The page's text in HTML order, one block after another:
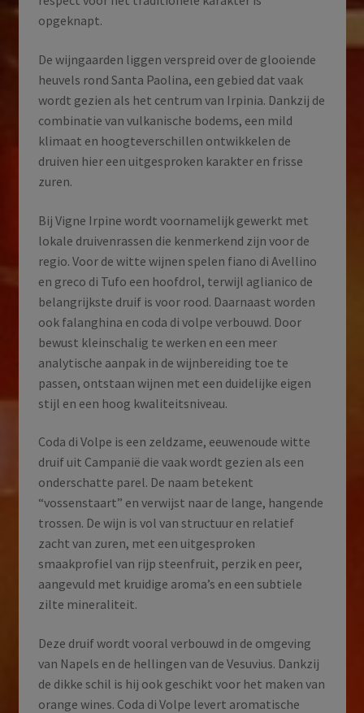
opgeknapt.
De wijngaarden liggen verspreid over de glooiende
heuvels rond Santa Paolina, een gebied dat vaak
wordt gezien als het centrum van Irpinia. Dankzij de
combinatie van vulkanische bodems, een mild
klimaat en hoogteverschillen ontwikkelen de
druiven hier een uitgesproken karakter en frisse
zuren.
Bij Vigne Irpine wordt voornamelijk gewerkt met
lokale druivenrassen die kenmerkend zijn voor de
regio. Voor de witte wijnen spelen fiano di Avellino
en greco di Tufo een hoofdrol, terwijl aglianico de
belangrijkste druif is voor rood. Daarnaast worden
ook falanghina en coda di volpe verbouwd. Door
bewust kleinschalig te werken en een meer
analytische aanpak in de wijnbereiding toe te
passen, ontstaan wijnen met een duidelijke eigen
stijl en een hoog kwaliteitsniveau.
Coda di Volpe is een zeldzame, eeuwenoude witte
druif uit Campanië die vaak wordt gezien als een
onderschatte parel. De naam betekent
“vossenstaart” en verwijst naar de lange, hangende
trossen. De wijn is vol van structuur en relatief
zacht van zuren, met een uitgesproken
smaakprofiel van rijp steenfruit, perzik en peer,
aangevuld met kruidige aroma’s en een subtiele
zilte mineraliteit.
Deze druif wordt vooral verbouwd in de omgeving
van Napels en de hellingen van de Vesuvius. Dankzij
de dikke schil is hij ook geschikt voor het maken van
orange wines. Coda di Volpe levert aromatische